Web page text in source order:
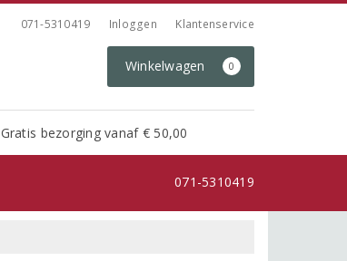
071-5310419 Inloggen Klantenservice
Winkelwagen 0
Gratis bezorging vanaf € 50,00
071-5310419